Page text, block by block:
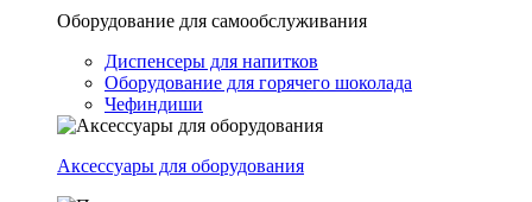
Оборудование для самообслуживания
Диспенсеры для напитков
Оборудование для горячего шоколада
Чефиндиши
Аксессуары для оборудования